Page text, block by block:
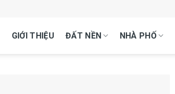
GIỚI THIỆU ĐẤT NỀN NHÀ PHỐ